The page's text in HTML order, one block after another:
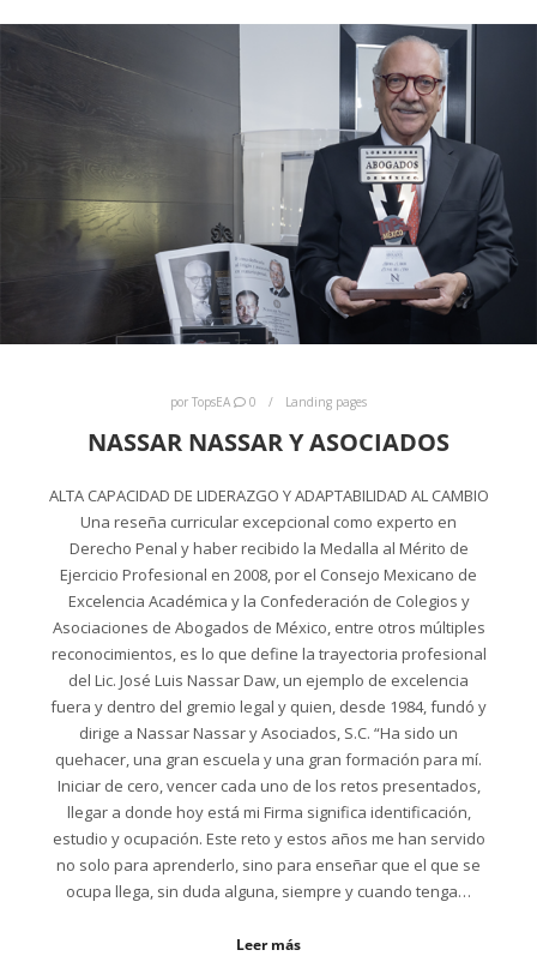
por TopsEA 0 Landing pages
NASSAR NASSAR Y ASOCIADOS
ALTA CAPACIDAD DE LIDERAZGO Y ADAPTABILIDAD AL CAMBIO
Una reseña curricular excepcional como experto en
Derecho Penal y haber recibido la Medalla al Mérito de
Ejercicio Profesional en 2008, por el Consejo Mexicano de
Excelencia Académica y la Confederación de Colegios y
Asociaciones de Abogados de México, entre otros múltiples
reconocimientos, es lo que define la trayectoria profesional
del Lic. José Luis Nassar Daw, un ejemplo de excelencia
fuera y dentro del gremio legal y quien, desde 1984, fundó y
dirige a Nassar Nassar y Asociados, S.C. “Ha sido un
quehacer, una gran escuela y una gran formación para mí.
Iniciar de cero, vencer cada uno de los retos presentados,
llegar a donde hoy está mi Firma significa identificación,
estudio y ocupación. Este reto y estos años me han servido
no solo para aprenderlo, sino para enseñar que el que se
ocupa llega, sin duda alguna, siempre y cuando tenga…
Leer más